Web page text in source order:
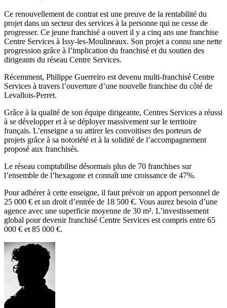
Ce renouvellement de contrat est une preuve de la rentabilité du
projet dans un secteur des services à la personne qui ne cesse de
progresser. Ce jeune franchisé a ouvert il y a cinq ans une franchise
Centre Services à Issy-les-Moulineaux. Son projet a connu une nette
progression grâce à l’implication du franchisé et du soutien des
dirigeants du réseau Centre Services.
Récemment, Philippe Guerreiro est devenu multi-franchisé Centre
Services à travers l’ouverture d’une nouvelle franchise du côté de
Levallois-Perret.
Grâce à la qualité de son équipe dirigeante, Centres Services a réussi
à se développer et à se déployer massivement sur le territoire
français. L’enseigne a su attirer les convoitises des porteurs de
projets grâce à sa notoriété et à la solidité de l’accompagnement
proposé aux franchisés.
Le réseau comptabilise désormais plus de 70 franchises sur
l’ensemble de l’hexagone et connaît une croissance de 47%.
Pour adhérer à cette enseigne, il faut prévoir un apport personnel de
25 000 € et un droit d’entrée de 18 500 €. Vous aurez besoin d’une
agence avec une superficie moyenne de 30 m². L’investissement
global pour devenir franchisé Centre Services est compris entre 65
000 € et 85 000 €.